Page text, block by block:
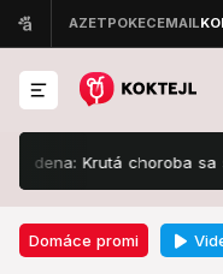
Krutá choroba sa šíri
Domáce promi
Domáce promi 06.